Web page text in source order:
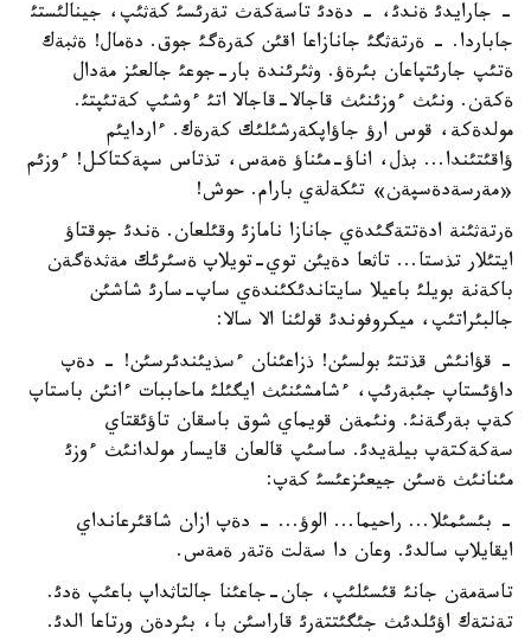
- جارايدئ ةندئ، - دةدئ تاسةكةث تةرئسئ كةثئپ، جينالئستئ
جاباردا. - ةرتةثگئ جانازاعا اقئن كةرةگئ جوق. دةمال! ةثبةك
ةتئپ جارئتپاعان بئرةؤ. وثئرئندة بار-جوعئ جالعئز مةدال
ةكةن. ونئث ءوزئنئث قاجالا-قاجالا اتئ ءوشئپ كةتئپتئ.
مولدةكة، قوس ارؤ جاؤاپكةرشئلئك كةرةك. ءاردايئم
ؤاقئتئندا... بذل، اناؤ-مئناؤ ةمةس، تذتاس سپةكتاكل! ءوزئم
«مةرسةدةسپةن» تئكةلةي بارام. حوش!
ةرتةثئنة ادةتتةگئدةي جانازا نامازئ وقئلعان. ةندئ جوقتاؤ
ايتئلار تذستا... تاثعا دةيئن توي-تويلاپ ةسئرئك مةثدةگةن
باكةنة بويلئ باعيلا سايتاندئكئندةي ساپ-سارئ شاشئن
جالبئراتئپ، ميكروفوندئ قولئنا الا سالا:
- قؤانئش قذتتئ بولسئن! ذزاعئنان ءسذيئندئرسئن! - دةپ
داؤئستاپ جئبةرئپ، ءشامشئنئث ايگئلئ ماحاببات ءانئن باستاپ
كةپ بةرگةنئ. ونئمةن قويماي شوق باسقان تاؤئقتاي
سةكةكتةپ بيلةيدئ. ساسئپ قالعان قايسار مولدانئث ءوزئ
مئنانئث ةسئن جيعئزعئسئ كةپ:
- بئسئمئلا... راحيما... الوؤ... - دةپ ازان شاقئرعانداي
ايقايلاپ سالدئ. وعان دا سةلت ةتةر ةمةس.
تاسةمةن جانئ قئسئلئپ، جان-جاعئنا جالتاثداپ باعئپ ةدئ.
تةنتةك اؤئلدئث جئگئتتةرئ قاراسئن با، بئردةن ورتاعا الدئ.